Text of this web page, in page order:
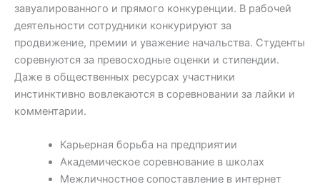
завуалированного и прямого конкуренции. В рабочей
деятельности сотрудники конкурируют за
продвижение, премии и уважение начальства. Студенты
соревнуются за превосходные оценки и стипендии.
Даже в общественных ресурсах участники
инстинктивно вовлекаются в соревновании за лайки и
комментарии.
Карьерная борьба на предприятии
Академическое соревнование в школах
Межличностное сопоставление в интернет